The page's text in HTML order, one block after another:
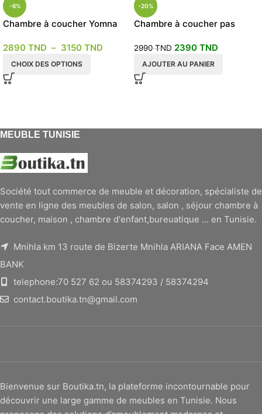
-6%
Chambre à coucher Yomna
2890 TND – 3150 TND
CHOIX DES OPTIONS
-20%
Chambre à coucher pas
2990TND 2390 TND
AJOUTER AU PANIER
MEUBLE TUNISIE
Société tout commerce de meuble et décoration, spécialiste de
vente en ligne des meubles de salon, salon , séjour chambre à
coucher, maison , chambre d'enfant,bureuatique ... en Tunisie.
Mnihla km 13 route de Bizerte Mnihla ARIANA Face AMEN
BANK
telephone:70 527 62 ou 58374293 / 58374294
contact.boutika.tn@gmail.com
Bienvenue sur Boutika.tn, la plateforme incontournable pour
découvrir une large gamme de meubles en Tunisie. Nous